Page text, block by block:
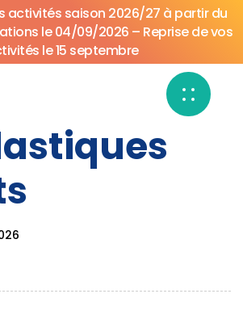
activités saison 2026/27 à partir du
le 04/09/2026 – Reprise de vos
le 15 septembre